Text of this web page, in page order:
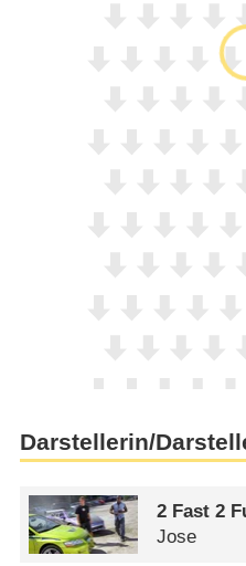
Darstellerin/
2 Fast 2
Jose